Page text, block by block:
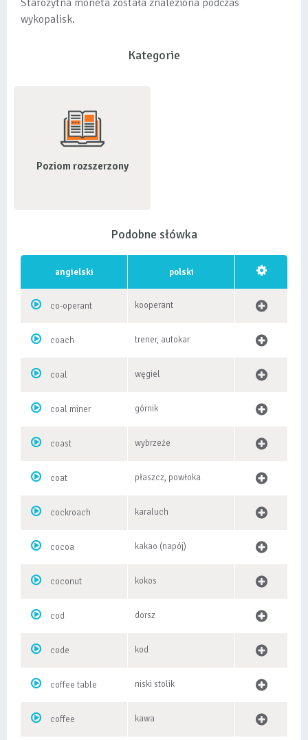
Starożytna moneta została znaleziona podczas
wykopalisk.
Kategorie
Poziom rozszerzony
Podobne słówka
angielski polski
co-operant kooperant
coach trener, autokar
coal węgiel
coal miner górnik
coast wybrzeże
coat płaszcz, powłoka
cockroach karaluch
cocoa kakao (napój)
coconut kokos
cod dorsz
code kod
coffee table niski stolik
coffee kawa